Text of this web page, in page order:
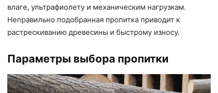
влаге, ультрафиолету и механическим нагрузкам.
Неправильно подобранная пропитка приводит к
растрескиванию древесины и быстрому износу.
Параметры выбора пропитки